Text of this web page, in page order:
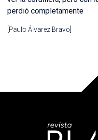
perdió completamente
[Paulo Álvarez Bravo]